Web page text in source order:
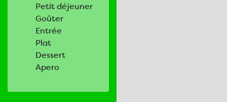
Petit déjeuner
Goûter
Entrée
Plat
Dessert
Apero